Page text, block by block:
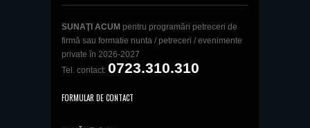
SUNAŢI ACUM pentru programări petreceri de
firmă sau formatie nunta / petreceri / evenimente
private în 2026-2027
Tel. contact: 0723.310.310
FORMULAR DE CONTACT